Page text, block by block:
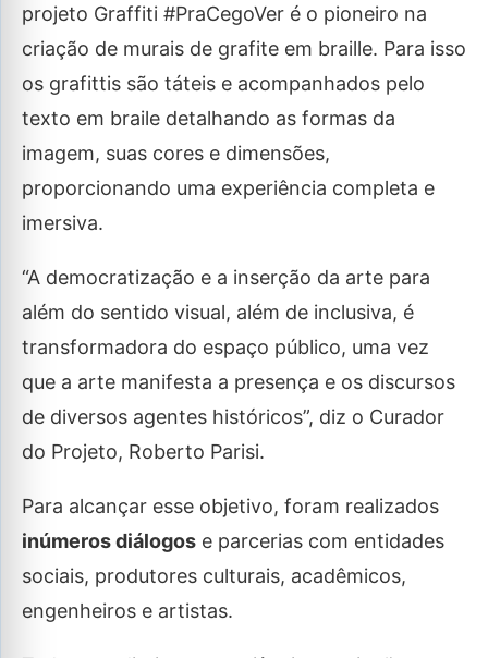
projeto Graffiti #PraCegoVer é o pioneiro na
criação de murais de grafite em braille. Para isso
os grafittis são táteis e acompanhados pelo
texto em braile detalhando as formas da
imagem, suas cores e dimensões,
proporcionando uma experiência completa e
imersiva.
“A democratização e a inserção da arte para
além do sentido visual, além de inclusiva, é
transformadora do espaço público, uma vez
que a arte manifesta a presença e os discursos
de diversos agentes históricos”, diz o Curador
do Projeto, Roberto Parisi.
Para alcançar esse objetivo, foram realizados
inúmeros diálogos e parcerias com entidades
sociais, produtores culturais, acadêmicos,
engenheiros e artistas.